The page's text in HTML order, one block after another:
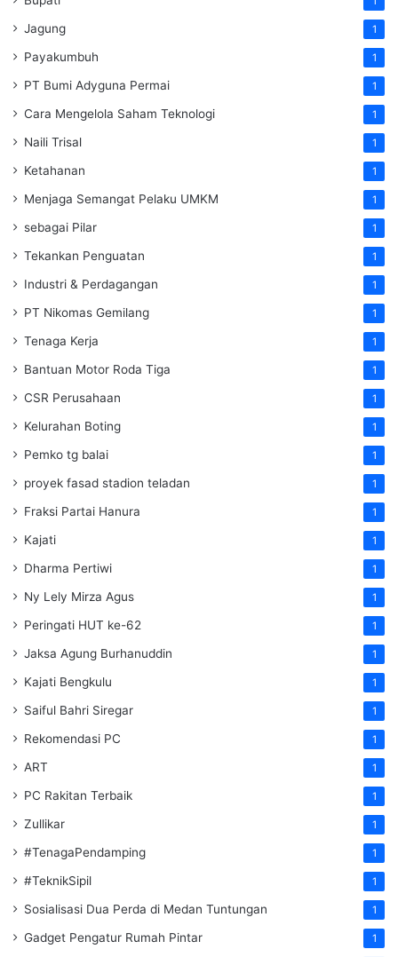
Jagung 1
Payakumbuh 1
PT Bumi Adyguna Permai 1
Cara Mengelola Saham Teknologi 1
Naili Trisal 1
Ketahanan 1
Menjaga Semangat Pelaku UMKM 1
sebagai Pilar 1
Tekankan Penguatan 1
Industri & Perdagangan 1
PT Nikomas Gemilang 1
Tenaga Kerja 1
Bantuan Motor Roda Tiga 1
CSR Perusahaan 1
Kelurahan Boting 1
Pemko tg balai 1
proyek fasad stadion teladan 1
Fraksi Partai Hanura 1
Kajati 1
Dharma Pertiwi 1
Ny Lely Mirza Agus 1
Peringati HUT ke-62 1
Jaksa Agung Burhanuddin 1
Kajati Bengkulu 1
Saiful Bahri Siregar 1
Rekomendasi PC 1
ART 1
PC Rakitan Terbaik 1
Zullikar 1
#TenagaPendamping 1
#TeknikSipil 1
Sosialisasi Dua Perda di Medan Tuntungan 1
Gadget Pengatur Rumah Pintar 1